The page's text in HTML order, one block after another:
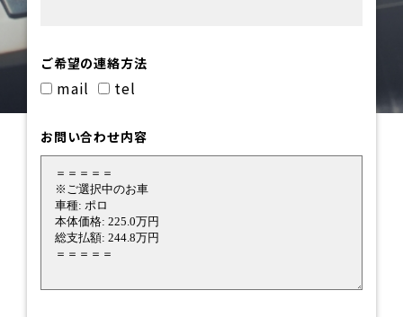
ご希望の連絡方法
mail tel
お問い合わせ内容